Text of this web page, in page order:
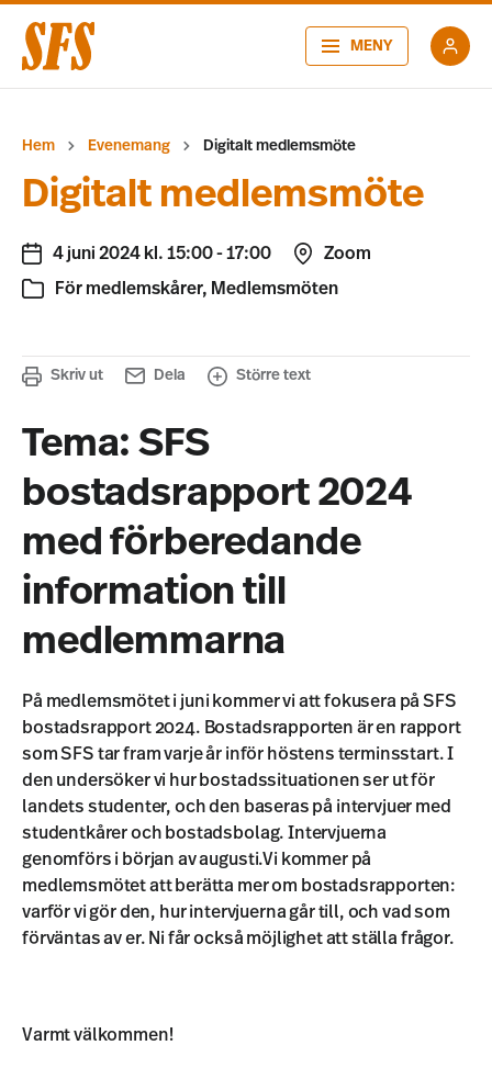
MENY
Hem Evenemang Digitalt medlemsmöte
Digitalt medlemsmöte
4 juni 2024 kl. 15:00-17:00
Zoom
För medlemskårer, Medlemsmöten
Skriv ut Dela Större text
Tema: SFS
bostadsrapport 2024
med förberedande
information till
medlemmarna
På medlemsmötet i juni kommer vi att fokusera på SFS
bostadsrapport 2024. Bostadsrapporten är en rapport
som SFS tar fram varje år inför höstens terminsstart. I
den undersöker vi hur bostadssituationen ser ut för
landets studenter, och den baseras på intervjuer med
studentkårer och bostadsbolag. Intervjuerna
genomförs i början av augusti.Vi kommer på
medlemsmötet att berätta mer om bostadsrapporten:
varför vi gör den, hur intervjuerna går till, och vad som
förväntas av er. Ni får också möjlighet att ställa frågor.
Varmt välkommen!